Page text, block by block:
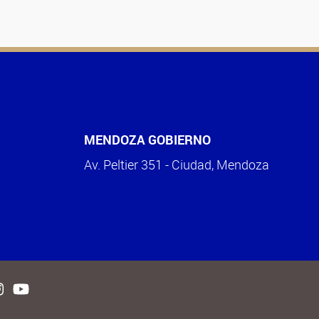
MENDOZA GOBIERNO
Av. Peltier 351 - Ciudad, Mendoza